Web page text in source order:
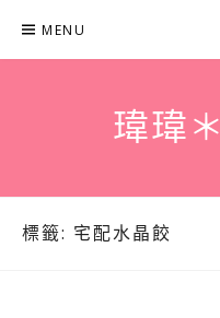
content
MENU
瑋瑋
標籤: 宅配水晶餃